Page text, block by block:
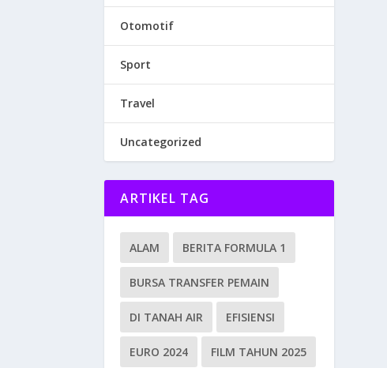
Otomotif
Sport
Travel
Uncategorized
ARTIKEL TAG
ALAM BERITA FORMULA 1
BURSA TRANSFER PEMAIN
DI TANAH AIR EFISIENSI
EURO 2024 FILM TAHUN 2025